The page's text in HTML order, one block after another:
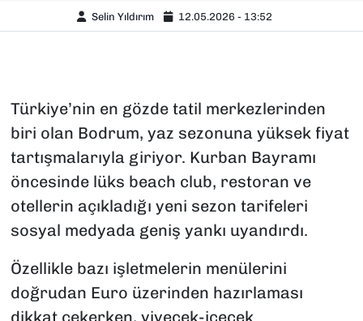
Selin Yıldırım 12.05.2026 - 13:52
Türkiye’nin en gözde tatil merkezlerinden
biri olan Bodrum, yaz sezonuna yüksek fiyat
tartışmalarıyla giriyor. Kurban Bayramı
öncesinde lüks beach club, restoran ve
otellerin açıkladığı yeni sezon tarifeleri
sosyal medyada geniş yankı uyandırdı.
Özellikle bazı işletmelerin menülerini
doğrudan Euro üzerinden hazırlaması
dikkat çekerken, yiyecek-içecek